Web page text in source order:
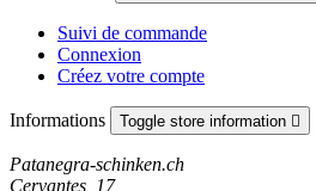
Suivi de commande
Connexion
Créez votre compte
Informations Toggle store information 
Patanegra-schinken.ch
Cervantes, 17